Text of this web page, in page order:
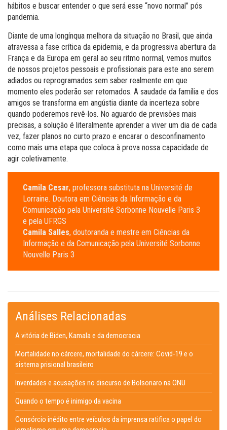
hábitos e buscar entender o que será esse “novo normal” pós
pandemia.
Diante de uma longínqua melhora da situação no Brasil, que ainda
atravessa a fase crítica da epidemia, e da progressiva abertura da
França e da Europa em geral ao seu ritmo normal, vemos muitos
de nossos projetos pessoais e profissionais para este ano serem
adiados ou reprogramados sem saber realmente em que
momento eles poderão ser retomados. A saudade da família e dos
amigos se transforma em angústia diante da incerteza sobre
quando poderemos revê-los. No aguardo de previsões mais
precisas, a solução é literalmente aprender a viver um dia de cada
vez, fazer planos no curto prazo e encarar o desconfinamento
como mais uma etapa que coloca à prova nossa capacidade de
agir coletivamente.
Camila Cesar, professora substituta na Université de
Lorraine. Doutora em Ciências da Informação e da
Comunicação pela Université Sorbonne Nouvelle Paris 3
e pela UFRGS
Camila Salles, doutoranda e mestre em Ciências da
Informação e da Comunicação pela Université Sorbonne
Nouvelle Paris 3
Análises Relacionadas
A vitória de Biden, Kamala e da democracia
Mortalidade no cárcere, mortalidade do cárcere: Covid-19 e o
sistema prisional brasileiro
Inverdades e acusações no discurso de Bolsonaro na ONU
Quando o tempo é inimigo da vacina
Consórcio inédito entre veículos da imprensa ratifica o papel do